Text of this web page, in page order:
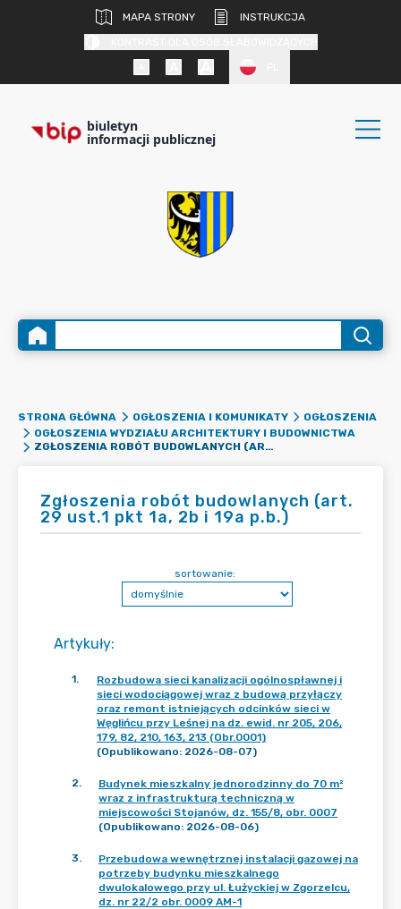
MAPA STRONY
INSTRUKCJA
biuletyn
informacji publicznej
STRONA GŁÓWNA OGŁOSZENIA I KOMUNIKATY
OGŁOSZENIA
OGŁOSZENIA WYDZIAŁU ARCHITEKTURY I BUDOWNICTWA
ZGŁOSZENIA ROBÓT BUDOWLANYCH (ART. 29 UST.1 PKT 1A, 2B I 19A P.B.)
Zgłoszenia robót budowlanych (art.
29 ust.1 pkt 1a, 2b i 19a p.b.)
Artykuły:
sortowanie:
1.
Rozbudowa sieci kanalizacji ogólnospławnej i
sieci wodociągowej wraz z budową przyłączy
oraz remont istniejących odcinków sieci w
Węglińcu przy Leśnej na dz. ewid. nr 205, 206,
179, 82, 210, 163, 213 (Obr.0001)
(Opublikowano: 2026-08-07)
2.
Budynek mieszkalny jednorodzinny do 70 m²
wraz z infrastrukturą techniczną w
miejscowości Stojanów, dz. 155/8, obr. 0007
(Opublikowano: 2026-08-06)
3.
Przebudowa wewnętrznej instalacji gazowej na
potrzeby budynku mieszkalnego
dwulokalowego przy ul. Łużyckiej w Zgorzelcu,
dz. nr 22/2 obr. 0009 AM-1